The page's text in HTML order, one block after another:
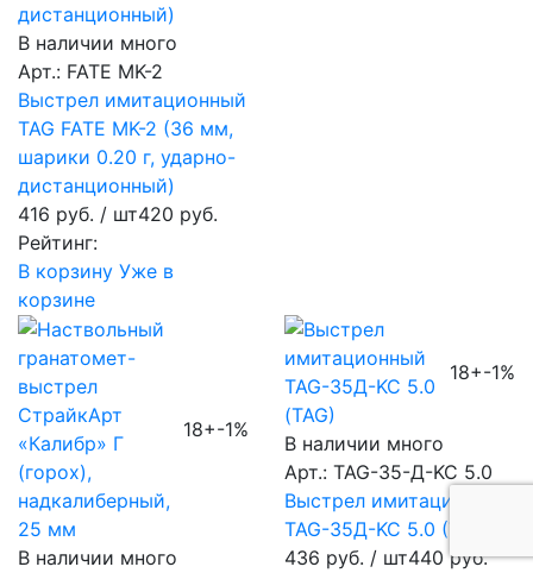
В наличии много
Арт.: FATE MK-2
Выстрел имитационный
TAG FATE MK-2 (36 мм,
шарики 0.20 г, ударно-
дистанционный)
416 руб. / шт420 руб.
Рейтинг:
В корзину Уже в
корзине
18+-1%
В наличии много
18+-1%
В наличии много
Арт.: TAG-35-Д-KC 5.0
Выстрел имитационный
TAG-35Д-KC 5.0 (TAG)
436 руб. / шт440 руб.